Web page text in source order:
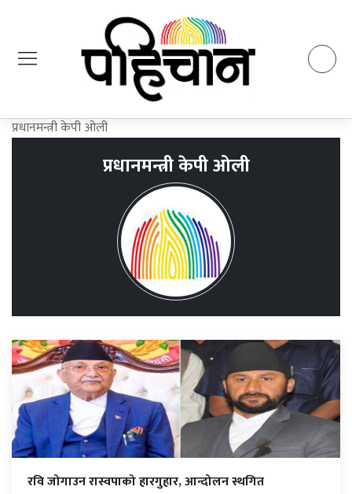
प्रधानमन्त्री केपी ओली
प्रधानमन्त्री केपी ओली
रवि जोगाउन रास्वपाको हारगुहार, आन्दोलन स्थगित